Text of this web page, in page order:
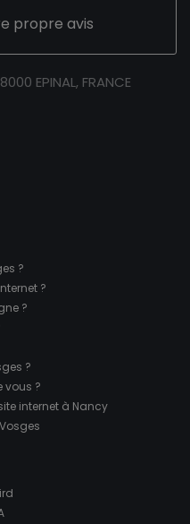
propre avis
EPINAL, FRANCE
?
?
?
?
vous ?
internet à Nancy